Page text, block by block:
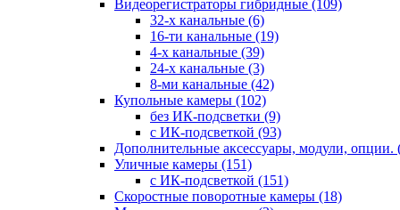
Видеорегистраторы гибридные (109)
32-х канальные (6)
16-ти канальные (19)
4-х канальные (39)
24-х канальные (3)
8-ми канальные (42)
Купольные камеры (102)
без ИК-подсветки (9)
с ИК-подсветкой (93)
Дополнительные аксессуары, модули, опции.
Уличные камеры (151)
с ИК-подсветкой (151)
Скоростные поворотные камеры (18)